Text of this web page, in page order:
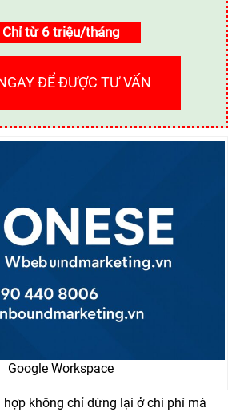
Chỉ từ 6 triệu/tháng
ĐỂ ĐƯỢC TƯ VẤN
Google Workspace
hợp không chỉ dừng lại ở chi phí mà